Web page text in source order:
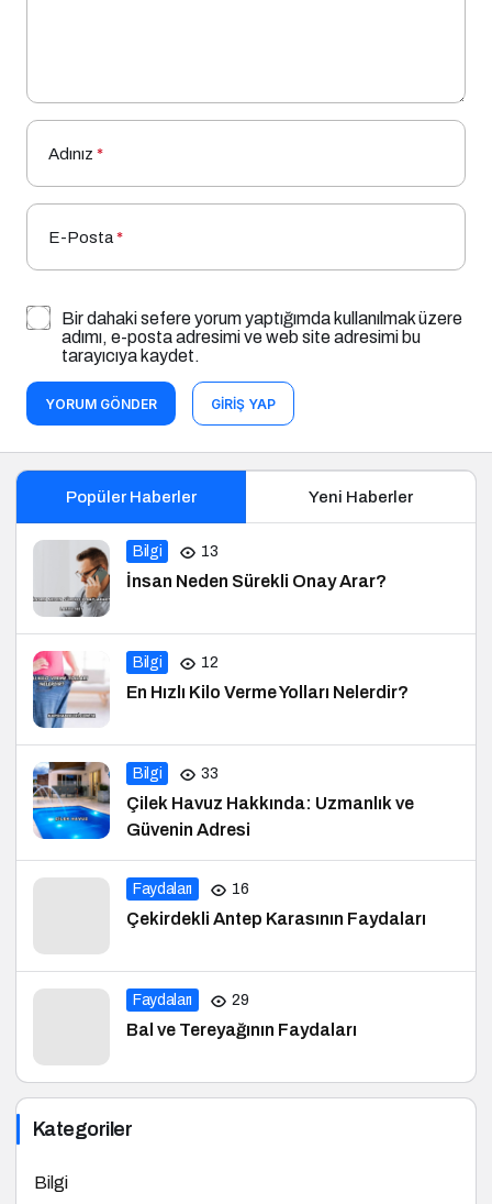
Adınız *
E-Posta*
Bir dahaki sefere yorum yaptığımda kullanılmak üzere
adımı, e-posta adresimi ve web site adresimi bu
tarayıcıya kaydet.
YORUM GÖNDER GIRIŞ YAP
Popüler Haberler Yeni Haberler
Bilgi 13
İnsan Neden Sürekli Onay Arar?
Bilgi 12
En Hızlı Kilo Verme Yolları Nelerdir?
Bilgi 33
Çilek Havuz Hakkında: Uzmanlık ve
Güvenin Adresi
Faydaları 16
Çekirdekli Antep Karasının Faydaları
Faydaları 29
Bal ve Tereyağının Faydaları
Kategoriler
Bilgi